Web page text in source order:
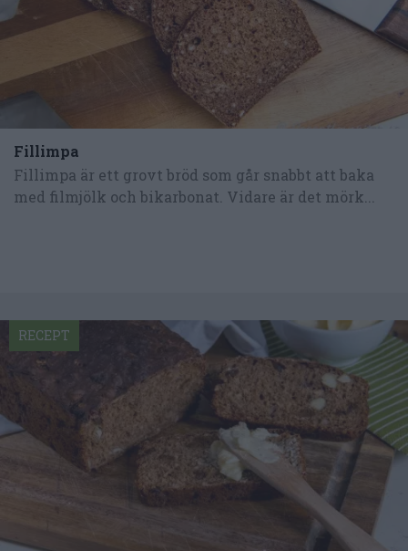
Fillimpa
Fillimpa är ett grovt bröd som går snabbt att baka
med filmjölk och bikarbonat. Vidare är det mörk...
RECEPT